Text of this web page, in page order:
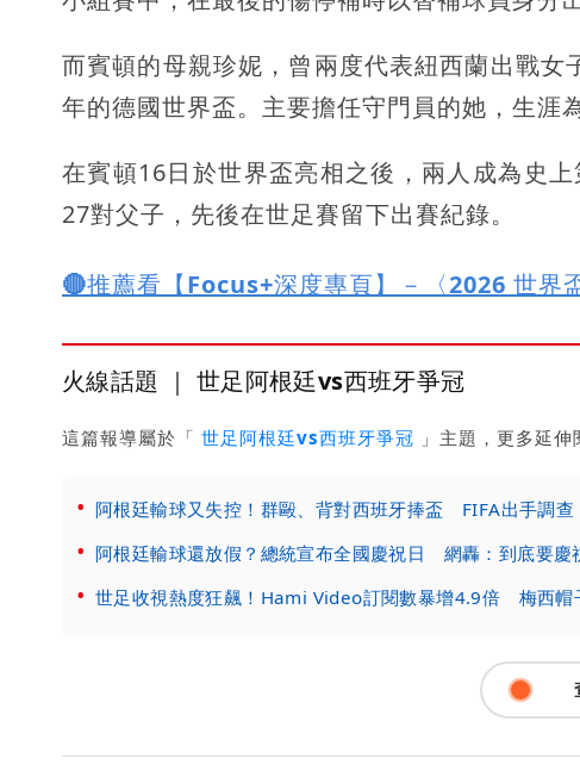
而賓頓的母親珍妮，曾兩度代表紐西蘭出戰
年的德國世界盃。主要擔任守門員的她，生涯
在賓頓16日於世界盃亮相之後，兩人成為史
27對父子，先後在世足賽留下出賽紀錄。
🔴推薦看【Focus+深度專頁】－〈2026 世界
火線話題 ｜ 世足阿根廷vs西班牙爭冠
這篇報導屬於「 世足阿根廷vs西班牙爭冠 」主題，更多延伸
阿根廷輸球又失控！群毆、背對西班牙捧盃 FIFA出手調查
阿根廷輸球還放假？總統宣布全國慶祝日 網轟：到底要慶
世足收視熱度狂飆！Hami Video訂閱數暴增4.9倍 梅西帽